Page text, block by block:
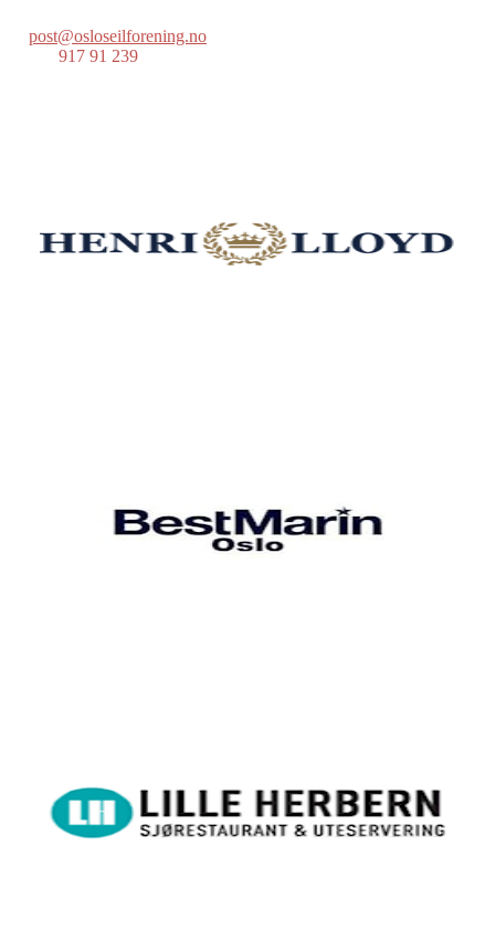
post@osloseilforening.no
917 91 239